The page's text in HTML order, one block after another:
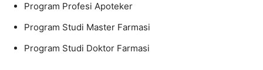
Program Profesi Apoteker
Program Studi Master Farmasi
Program Studi Doktor Farmasi